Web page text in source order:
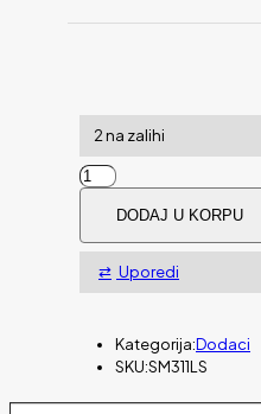
2 na zalihi
SMF
Mini
Module
1000Base-
SM311LS
količina
DODAJ U KORPU
Uporedi
Kategorija:Dodaci
SKU:SM311LS